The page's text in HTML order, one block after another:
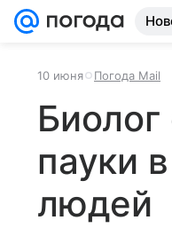
10 июня Погода Mail
пауки
людей